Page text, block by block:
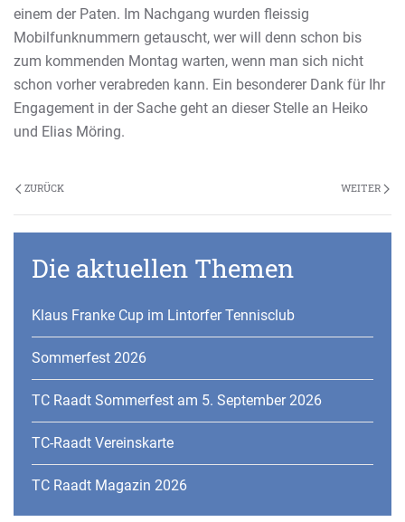
einem der Paten. Im Nachgang wurden fleissig
Mobilfunknummern getauscht, wer will denn schon bis
zum kommenden Montag warten, wenn man sich nicht
schon vorher verabreden kann. Ein besonderer Dank für Ihr
Engagement in der Sache geht an dieser Stelle an Heiko
und Elias Möring.
ZURÜCK WEITER
Die aktuellen Themen
Klaus Franke Cup im Lintorfer Tennisclub
Sommerfest 2026
TC Raadt Sommerfest am 5. September 2026
TC-Raadt Vereinskarte
TC Raadt Magazin 2026